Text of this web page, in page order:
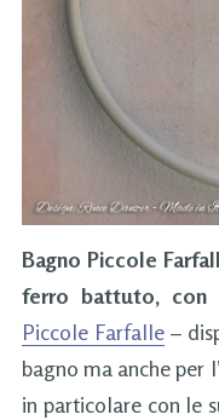
Bagno Piccole
ferro battuto, con
Piccole Farfalle –
bagno ma anche per
in particolare con le